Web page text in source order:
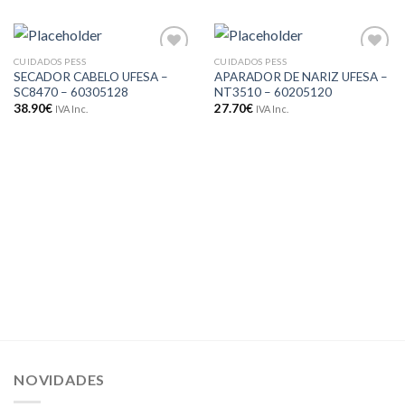
aos meus
CUIDADOS PESS
SECADOR CABELO UFESA –
SC8470 – 60305128
38.90€ IVA Inc.
aos meus
CUIDADOS PESS
APARADOR DE NARIZ UFESA –
NT3510 – 60205120
27.70€ IVA Inc.
NOVIDADES